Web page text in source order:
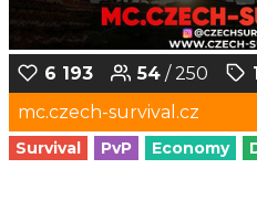
6 193 54 / 250
mc.czech-survival.cz
Survival PvP Economy